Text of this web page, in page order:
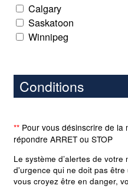
Calgary
Saskatoon
Winnipeg
Conditions
** Pour vous désinscrire de la
répondre ARRET ou STOP
Le système d’alertes de
d'urgence qui ne doit pas
vous croyez être en danger,